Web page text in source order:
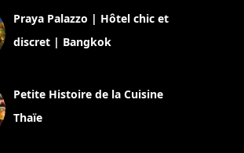
Praya Palazzo | Hôtel chic et
discret | Bangkok
Petite Histoire de la Cuisine
Thaïe